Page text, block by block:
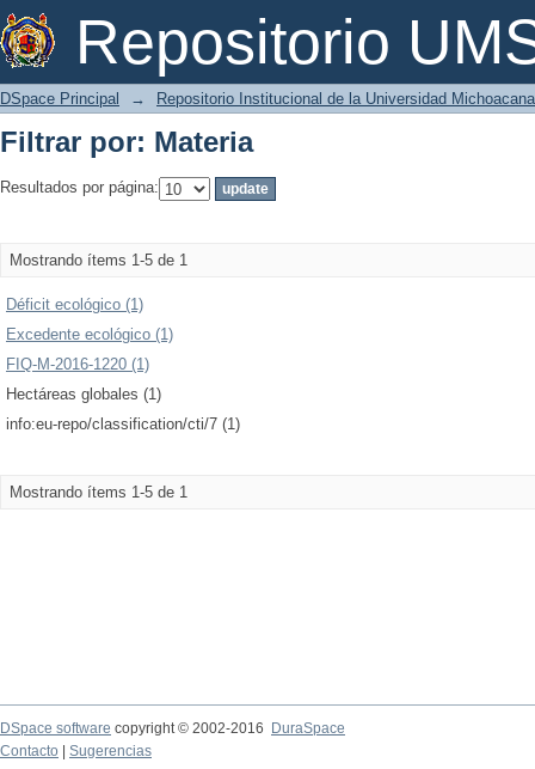
Repositorio
Filtrar por: Materia
DSpace Principal → Repositorio Institucional de la Universidad
Filtrar por: Materia
Resultados por página:
Mostrando ítems 1-5 de 1
Déficit ecológico (1)
Excedente ecológico (1)
FIQ-M-2016-1220 (1)
Hectáreas globales (1)
info:eu-repo/classification/cti/7 (1)
Mostrando ítems 1-5 de 1
DSpace software copyright © 2002-2016
DuraSpace
Contacto
Sugerencias